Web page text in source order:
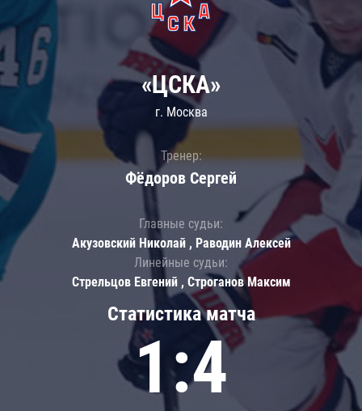
Статистика матча
1:4
«ЦСКА»
г. Москва
Тренер:
Фёдоров Сергей
Главные судьи:
Акузовский Николай , Раводин Алексей
Линейные судьи:
Стрельцов Евгений , Строганов Максим